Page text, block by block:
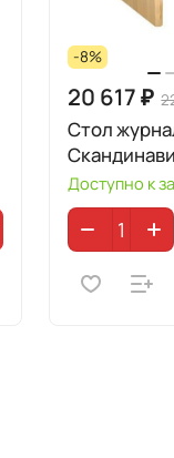
-8%
20 617 ₽
Стол
Доступно к